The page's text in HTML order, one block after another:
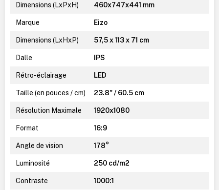
Dimensions (LxPxH) 460x747x441 mm
Marque Eizo
Dimensions (LxHxP) 57,5 x 113 x 71 cm
Dalle IPS
Rétro-éclairage LED
Taille (en pouces / cm) 23.8" / 60.5 cm
Résolution Maximale 1920x1080
Format 16:9
Angle de vision 178°
Luminosité 250 cd/m2
Contraste 1000:1